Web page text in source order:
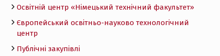
Освітній центр «Німецький технічний факультет»
Європейський освітньо-науково технологічний
центр
Публічні закупівлі